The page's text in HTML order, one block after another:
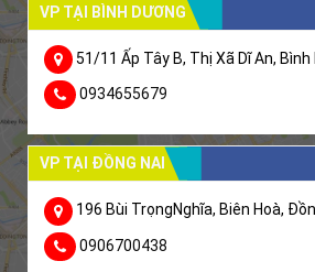
VP TẠI BÌNH DƯƠNG
51/11 Ấp Tây B, Thị Xã Dĩ An,
0934655679
VP TẠI ĐỒNG NAI
196 Bùi TrọngNghĩa, Biên Hoà,
0906700438